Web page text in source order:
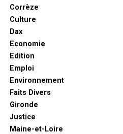
Corrèze
Culture
Dax
Economie
Edition
Emploi
Environnement
Faits Divers
Gironde
Justice
Maine-et-Loire